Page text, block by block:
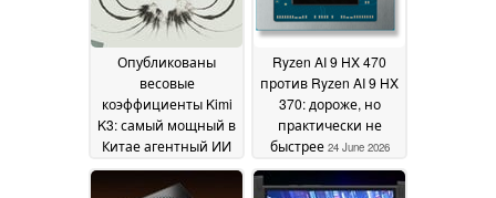
Опубликованы
весовые
коэффициенты Kimi
K3: самый мощный в
Китае агентный ИИ
от Moonshot AI
доступен бесплатно
Ryzen AI 9 HX 470
против Ryzen AI 9 HX
370: дороже, но
практически не
быстрее 24 June 2026